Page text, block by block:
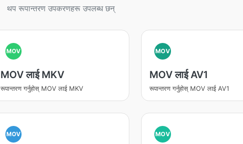
थप रूपान्तरण उपकरणहरू उपलब्ध छन्
MOV
MOV लाई MKV
रूपान्तरण गर्नुहोस् MOV लाई MKV
MOV
MOV लाई AV1
रूपान्तरण गर्नुहोस् MOV लाई AV1
MOV MOV